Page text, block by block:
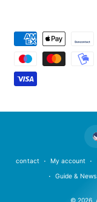
m
n
© 2026,
contact My account
Guide & News